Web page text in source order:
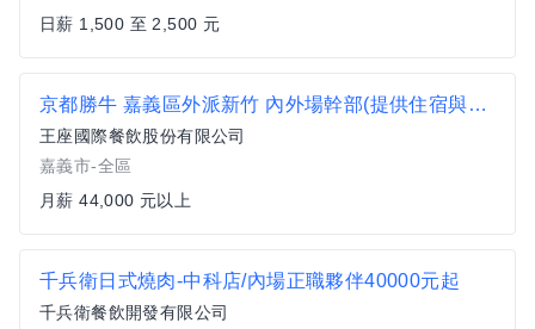
日薪 1,500 至 2,500 元
京都勝牛 嘉義區外派新竹 內外場幹部(提供住宿與外派津貼)#月薪44000以上#另有門市達標獎金
王座國際餐飲股份有限公司
嘉義市-全區
月薪 44,000 元以上
千兵衛日式燒肉-中科店/內場正職夥伴40000元起
千兵衛餐飲開發有限公司